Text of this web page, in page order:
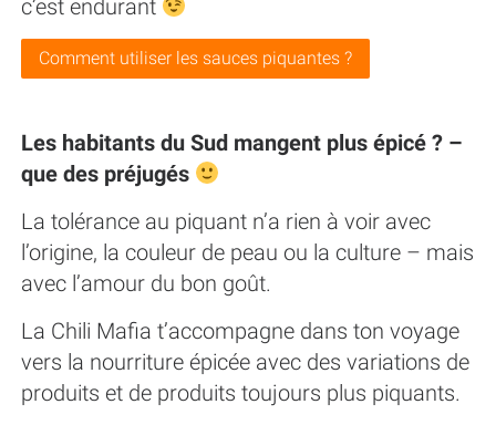
c’est endurant
Comment utiliser les sauces piquantes ?
Les habitants du Sud mangent plus épicé ? –
que des préjugés
La tolérance au piquant n’a rien à voir avec
l’origine, la couleur de peau ou la culture – mais
avec l’amour du bon goût.
La Chili Mafia t’accompagne dans ton voyage
vers la nourriture épicée avec des variations de
produits et de produits toujours plus piquants.